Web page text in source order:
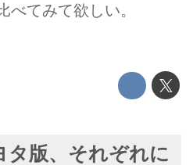
べてみて欲しい。
タ版、それぞれに